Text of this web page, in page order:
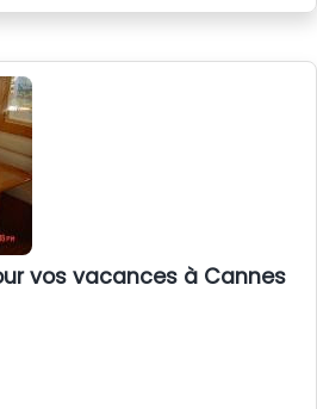
vos vacances à Cannes